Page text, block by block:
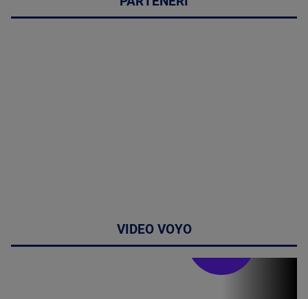
VIDEO VOYO